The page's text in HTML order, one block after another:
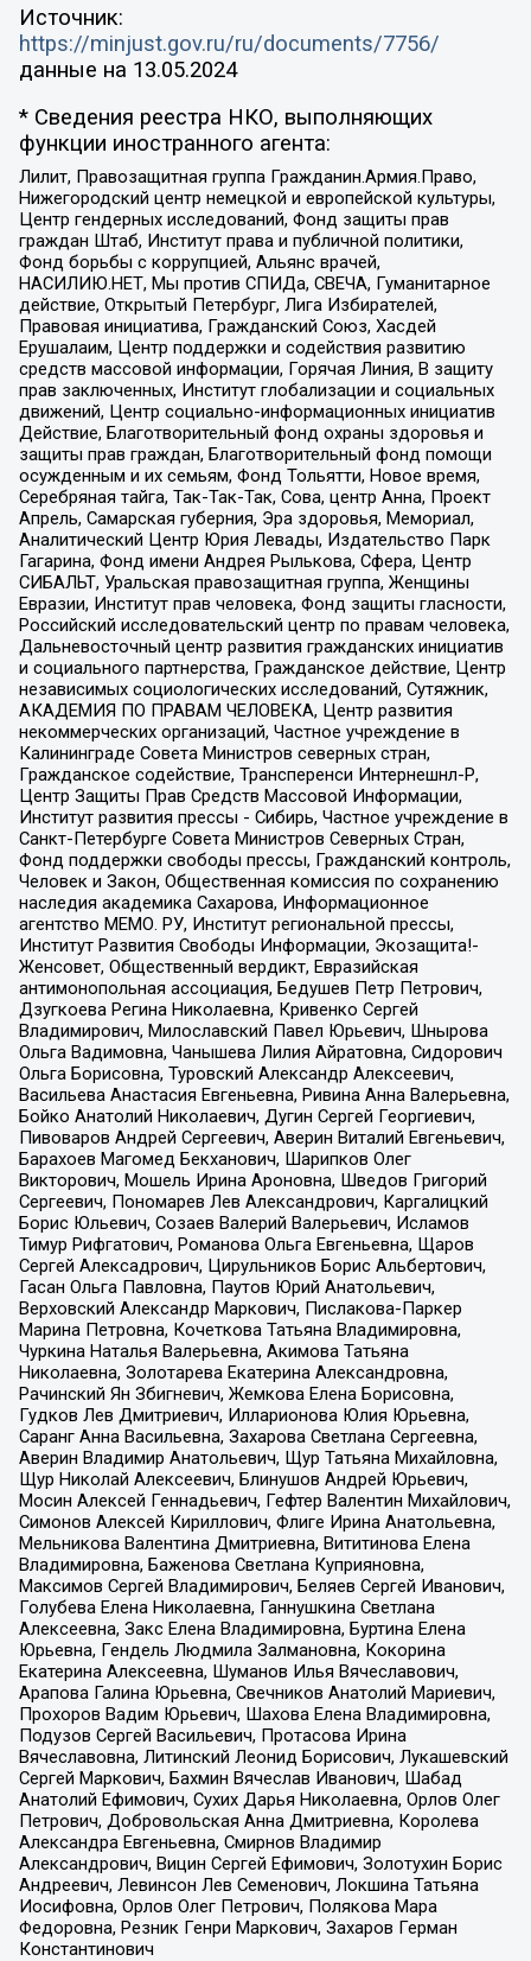
Источник:
https://minjust.gov.ru/ru/documents/7756/
данные на 13.05.2024
* Сведения реестра НКО, выполняющих
функции иностранного агента:
Лилит, Правозащитная группа Гражданин.Армия.Право,
Нижегородский центр немецкой и европейской культуры,
Центр гендерных исследований, Фонд защиты прав
граждан Штаб, Институт права и публичной политики,
Фонд борьбы с коррупцией, Альянс врачей,
НАСИЛИЮ.НЕТ, Мы против СПИДа, СВЕЧА, Гуманитарное
действие, Открытый Петербург, Лига Избирателей,
Правовая инициатива, Гражданский Союз, Хасдей
Ерушалаим, Центр поддержки и содействия развитию
средств массовой информации, Горячая Линия, В защиту
прав заключенных, Институт глобализации и социальных
движений, Центр социально-информационных инициатив
Действие, Благотворительный фонд охраны здоровья и
защиты прав граждан, Благотворительный фонд помощи
осужденным и их семьям, Фонд Тольятти, Новое время,
Серебряная тайга, Так-Так-Так, Сова, центр Анна, Проект
Апрель, Самарская губерния, Эра здоровья, Мемориал,
Аналитический Центр Юрия Левады, Издательство Парк
Гагарина, Фонд имени Андрея Рылькова, Сфера, Центр
СИБАЛЬТ, Уральская правозащитная группа, Женщины
Евразии, Институт прав человека, Фонд защиты гласности,
Российский исследовательский центр по правам человека,
Дальневосточный центр развития гражданских инициатив
и социального партнерства, Гражданское действие, Центр
независимых социологических исследований, Сутяжник,
АКАДЕМИЯ ПО ПРАВАМ ЧЕЛОВЕКА, Центр развития
некоммерческих организаций, Частное учреждение в
Калининграде Совета Министров северных стран,
Гражданское содействие, Трансперенси Интернешнл-Р,
Центр Защиты Прав Средств Массовой Информации,
Институт развития прессы - Сибирь, Частное учреждение в
Санкт-Петербурге Совета Министров Северных Стран,
Фонд поддержки свободы прессы, Гражданский контроль,
Человек и Закон, Общественная комиссия по сохранению
наследия академика Сахарова, Информационное
агентство МЕМО. РУ, Институт региональной прессы,
Институт Развития Свободы Информации, Экозащита!-
Женсовет, Общественный вердикт, Евразийская
антимонопольная ассоциация, Бедушев Петр Петрович,
Дзугкоева Регина Николаевна, Кривенко Сергей
Владимирович, Милославский Павел Юрьевич, Шнырова
Ольга Вадимовна, Чанышева Лилия Айратовна, Сидорович
Ольга Борисовна, Туровский Александр Алексеевич,
Васильева Анастасия Евгеньевна, Ривина Анна Валерьевна,
Бойко Анатолий Николаевич, Дугин Сергей Георгиевич,
Пивоваров Андрей Сергеевич, Аверин Виталий Евгеньевич,
Барахоев Магомед Бекханович, Шарипков Олег
Викторович, Мошель Ирина Ароновна, Шведов Григорий
Сергеевич, Пономарев Лев Александрович, Каргалицкий
Борис Юльевич, Созаев Валерий Валерьевич, Исламов
Тимур Рифгатович, Романова Ольга Евгеньевна, Щаров
Сергей Алексадрович, Цирульников Борис Альбертович,
Гасан Ольга Павловна, Паутов Юрий Анатольевич,
Верховский Александр Маркович, Пислакова-Паркер
Марина Петровна, Кочеткова Татьяна Владимировна,
Чуркина Наталья Валерьевна, Акимова Татьяна
Николаевна, Золотарева Екатерина Александровна,
Рачинский Ян Збигневич, Жемкова Елена Борисовна,
Гудков Лев Дмитриевич, Илларионова Юлия Юрьевна,
Саранг Анна Васильевна, Захарова Светлана Сергеевна,
Аверин Владимир Анатольевич, Щур Татьяна Михайловна,
Щур Николай Алексеевич, Блинушов Андрей Юрьевич,
Мосин Алексей Геннадьевич, Гефтер Валентин Михайлович,
Симонов Алексей Кириллович, Флиге Ирина Анатольевна,
Мельникова Валентина Дмитриевна, Вититинова Елена
Владимировна, Баженова Светлана Куприяновна,
Максимов Сергей Владимирович, Беляев Сергей Иванович,
Голубева Елена Николаевна, Ганнушкина Светлана
Алексеевна, Закс Елена Владимировна, Буртина Елена
Юрьевна, Гендель Людмила Залмановна, Кокорина
Екатерина Алексеевна, Шуманов Илья Вячеславович,
Арапова Галина Юрьевна, Свечников Анатолий Мариевич,
Прохоров Вадим Юрьевич, Шахова Елена Владимировна,
Подузов Сергей Васильевич, Протасова Ирина
Вячеславовна, Литинский Леонид Борисович, Лукашевский
Сергей Маркович, Бахмин Вячеслав Иванович, Шабад
Анатолий Ефимович, Сухих Дарья Николаевна, Орлов Олег
Петрович, Добровольская Анна Дмитриевна, Королева
Александра Евгеньевна, Смирнов Владимир
Александрович, Вицин Сергей Ефимович, Золотухин Борис
Андреевич, Левинсон Лев Семенович, Локшина Татьяна
Иосифовна, Орлов Олег Петрович, Полякова Мара
Федоровна, Резник Генри Маркович, Захаров Герман
Константинович